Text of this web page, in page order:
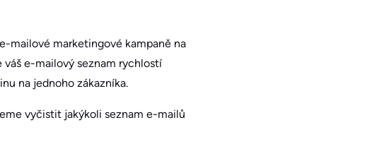
mailové marketingové kampaně na
e-mailový seznam rychlostí
na jednoho zákazníka.
vyčistit jakýkoli seznam e-mailů